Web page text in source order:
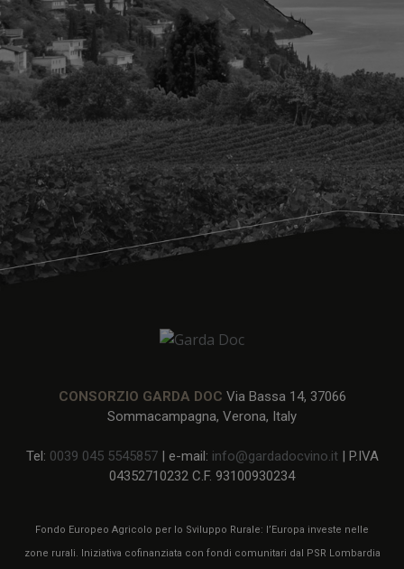
CONSORZIO GARDA DOC Via Bassa 14, 37066
Sommacampagna, Verona, Italy
Tel: 0039 045 5545857| e-mail: info@gardadocvino.it| P.IVA
04352710232 C.F. 93100930234
Fondo Europeo Agricolo per lo Sviluppo Rurale: l’Europa investe nelle
zone rurali. Iniziativa cofinanziata con fondi comunitari dal PSR Lombardia